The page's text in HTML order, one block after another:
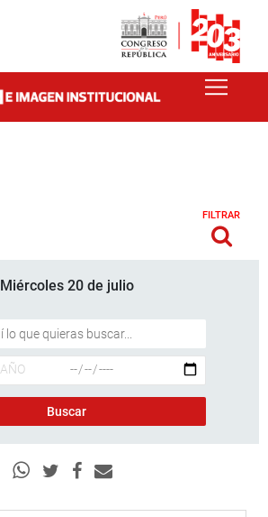
FILTRAR
Miércoles 20 de julio